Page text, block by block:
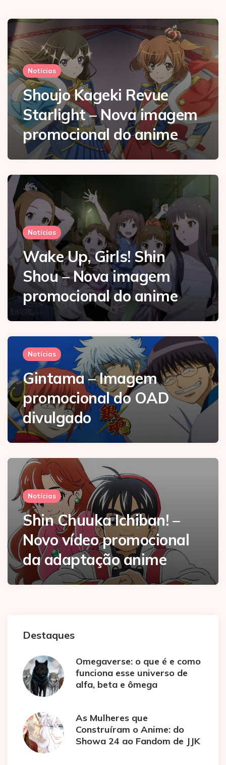
Notícias
Shoujo Kageki Revue
Starlight – Nova imagem
promocional do anime
Notícias
Wake Up, Girls! Shin
Shou – Nova imagem
promocional do anime
Notícias
Gintama – Imagem
promocional do OAD
divulgado
Notícias
Shin Chuuka Ichiban! –
Novo vídeo promocional
da adaptação anime
Destaques
Omegaverse: o que é e como
funciona esse universo de
alfa, beta e ômega
As Mulheres que
Construíram o Anime: do
Showa 24 ao Fandom de JJK